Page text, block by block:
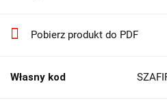
Pobierz produkt do PDF
Własny kod